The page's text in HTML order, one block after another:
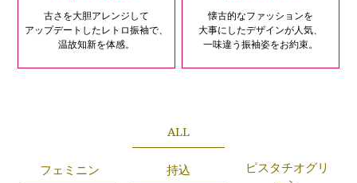
古さを大胆アレンジして
アップデートしたレトロ振袖で、
温故知新を体感。
懐古的なファッションを
大事にしたデザインが人気、
一味違う振袖姿をお約束。
ALL
フェミニン 持込
ピスタチオグリ